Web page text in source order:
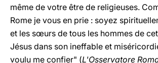
même de votre être de religieuses.
Rome je vous en prie : soyez
et les sœurs de tous les hommes de
Jésus dans son ineffable et
voulu me confier" (L'Osservatore